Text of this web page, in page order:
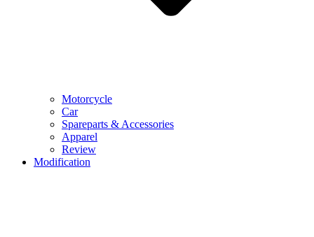
Motorcycle
Car
Spareparts & Accessories
Apparel
Review
Modification